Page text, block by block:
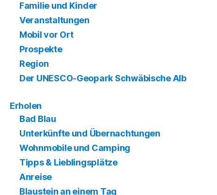
Familie und Kinder
Veranstaltungen
Mobil vor Ort
Prospekte
Region
Der UNESCO-Geopark Schwäbische Alb
Erholen
Bad Blau
Unterkünfte und Übernachtungen
Wohnmobile und Camping
Tipps & Lieblingsplätze
Anreise
Blaustein an einem Tag